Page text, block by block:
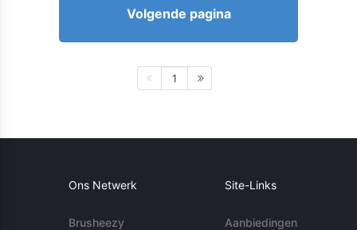
Volgende pagina
1
Ons Netwerk
Brusheezy
Site-Links
Aanbiedingen